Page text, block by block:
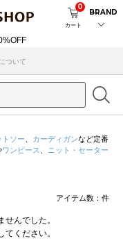
カート
0
BRAND
ついて
トソー カーディガンなど定番
ワンピース
ニット・セーター
アイテム数： 件
んでした。
ください。